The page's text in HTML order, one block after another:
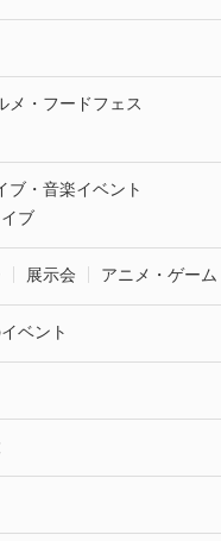
メ・フードフェス
ブ・音楽イベント
ブ
展示会 アニメ・ゲーム
ベント